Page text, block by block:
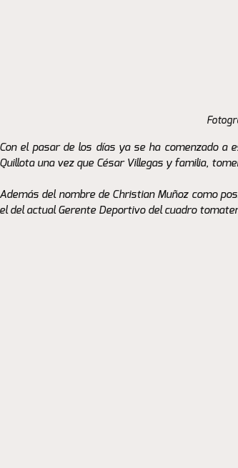
Con el pasar de los días ya se ha comenzado a
Quillota una vez que César Villegas y familia,
Además del nombre de Christian Muñoz como
el del actual Gerente Deportivo del cuadro